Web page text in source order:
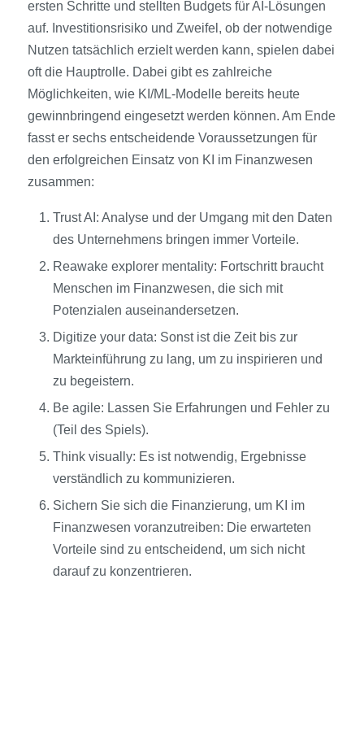
ersten Schritte und stellten Budgets für AI-Lösungen
auf. Investitionsrisiko und Zweifel, ob der notwendige
Nutzen tatsächlich erzielt werden kann, spielen dabei
oft die Hauptrolle. Dabei gibt es zahlreiche
Möglichkeiten, wie KI/ML-Modelle bereits heute
gewinnbringend eingesetzt werden können. Am Ende
fasst er sechs entscheidende Voraussetzungen für
den erfolgreichen Einsatz von KI im Finanzwesen
zusammen:
Trust AI: Analyse und der Umgang mit den Daten
des Unternehmens bringen immer Vorteile.
Reawake explorer mentality: Fortschritt braucht
Menschen im Finanzwesen, die sich mit
Potenzialen auseinandersetzen.
Digitize your data: Sonst ist die Zeit bis zur
Markteinführung zu lang, um zu inspirieren und
zu begeistern.
Be agile: Lassen Sie Erfahrungen und Fehler zu
(Teil des Spiels).
Think visually: Es ist notwendig, Ergebnisse
verständlich zu kommunizieren.
Sichern Sie sich die Finanzierung, um KI im
Finanzwesen voranzutreiben: Die erwarteten
Vorteile sind zu entscheidend, um sich nicht
darauf zu konzentrieren.